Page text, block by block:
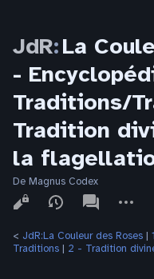
JdR:La
-
Traditions/
Tradition
la
De Magnus Codex
Affichages
associated-
pages
actions
< JdR:La Couleur des Roses ‎ |
Traditions ‎ | 2 - Tradition